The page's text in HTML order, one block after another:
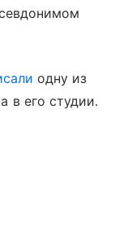
одну из
в его студии.